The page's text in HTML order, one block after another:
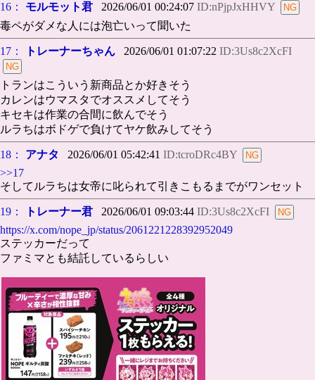
16： モルモット君 2026/06/01 00:24:07 ID:nPjpJxHHVY
毒ペがダメな人には泡亡いって聞いた
17： トレーナーちゃん 2026/06/01 01:07:22 ID:3Us8c2XcFI
トランはこういう新商品とか好きそう
カレンはウマスタでオススメしてそう
キセキは作業の合間に飲んでそう
ルラちはボドゲで負けてヤケ飲みしてそう
18： アナタ 2026/06/01 05:42:41 ID:tcroDRc4BY
>>17
そしてルラちは女帝に叱られて引きこもるまでがワンセット
19： トレーナー君 2026/06/01 09:03:44 ID:3Us8c2XcFI
https://x.com/nope_jp/status/2061221228392952049
ステッカーだって
ファミマとも結託しているらしい